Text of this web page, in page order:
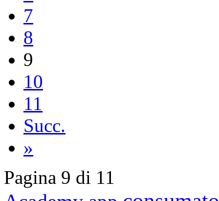
7
8
9
10
11
Succ.
»
Pagina 9 di 11